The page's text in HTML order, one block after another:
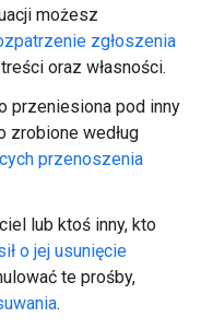
możesz
zgłoszenia
oraz własności.
przeniesiona pod inny
zrobione według
przenoszenia
lub ktoś inny, kto
o jej usunięcie
te prośby,
.